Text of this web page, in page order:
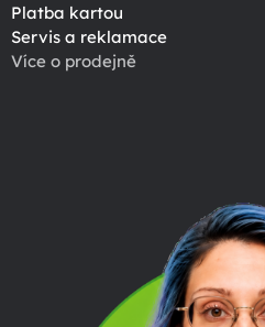
Platba kartou
Servis a reklamace
Více o prodejně